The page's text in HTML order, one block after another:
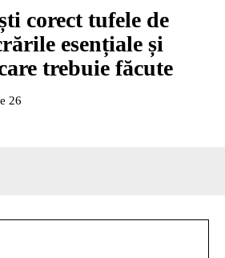
corect tufele de
esențiale și
trebuie făcute
26